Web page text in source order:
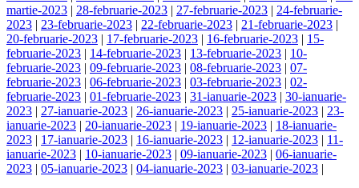
martie-2023 | 28-februarie-2023 | 27-februarie-2023 | 24-februarie-
2023 | 23-februarie-2023 | 22-februarie-2023 | 21-februarie-2023 |
20-februarie-2023 | 17-februarie-2023 | 16-februarie-2023 | 15-
februarie-2023 | 14-februarie-2023 | 13-februarie-2023 | 10-
februarie-2023 | 09-februarie-2023 | 08-februarie-2023 | 07-
februarie-2023 | 06-februarie-2023 | 03-februarie-2023 | 02-
februarie-2023 | 01-februarie-2023 | 31-ianuarie-2023 | 30-ianuarie-
2023 | 27-ianuarie-2023 | 26-ianuarie-2023 | 25-ianuarie-2023 | 23-
ianuarie-2023 | 20-ianuarie-2023 | 19-ianuarie-2023 | 18-ianuarie-
2023 | 17-ianuarie-2023 | 16-ianuarie-2023 | 12-ianuarie-2023 | 11-
ianuarie-2023 | 10-ianuarie-2023 | 09-ianuarie-2023 | 06-ianuarie-
2023 | 05-ianuarie-2023 | 04-ianuarie-2023 | 03-ianuarie-2023 |